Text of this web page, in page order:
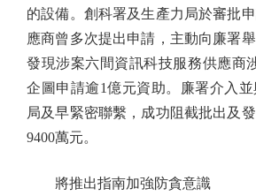
的設備。創科署及生產力局於審批
應商曾多次提出申請，主動向廉署
發現涉案六間資訊科技服務供應商
企圖申請逾1億元資助。廉署介入
局及早緊密聯繫，成功阻截批出及
9400萬元。
將推出指南加強防貪意識